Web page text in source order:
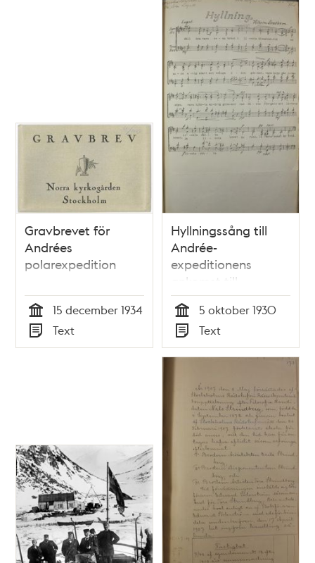
Gravbrevet för
Andrées
polarexpedition
Tid
15 december 1934
Typ
Text
Hyllningssång till
Andrée-
expeditionens
ankomst till
Skeppsholmen
Tid
5 oktober 1930
Typ
Text